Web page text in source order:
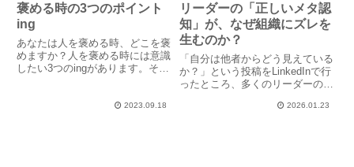
褒める時の3つのポイント
ing
あなたは人を褒める時、どこを褒
めますか？人を褒める時には意識
したい3つのingがあります。それ
成果、すでにあるモノ・コトは一
2023.09.18
リーダーの「正しいメタ認
知」が、なぜ組織にズレを
生むのか？
「自分は他者からどう見えている
か？」という投稿をLinkedInで行
ったところ、多くのリーダーの
でいただきました。その中で改め
2026.01.23